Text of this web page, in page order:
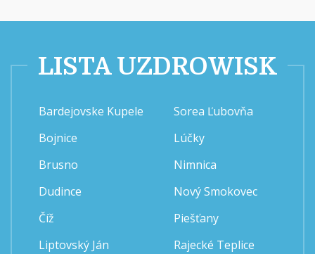
LISTA UZDROWISK
Bardejovske Kupele
Bojnice
Brusno
Dudince
Číž
Liptovský Ján
Sorea Ľubovňa
Lúčky
Nimnica
Nový Smokovec
Piešťany
Rajecké Teplice